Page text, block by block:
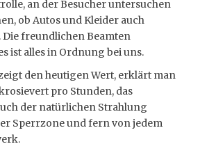
an der Besucher untersuchen
ob Autos und Kleider auch
Die freundlichen Beamten
ist alles in Ordnung bei uns.
den heutigen Wert, erklärt man
pro Stunden, das
der natürlichen Strahlung
Sperrzone und fern von jedem